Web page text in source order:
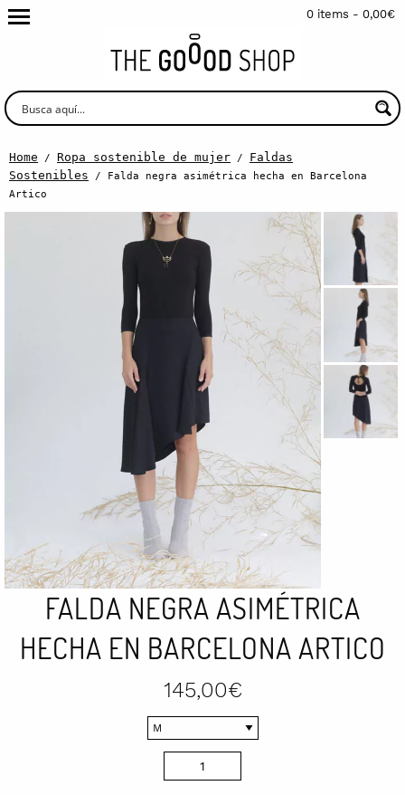
0 items - 0,00€
Home / Ropa sostenible de mujer / Faldas
Sostenibles / Falda negra asimétrica hecha en Barcelona
Artico
FALDA NEGRA ASIMÉTRICA
HECHA EN BARCELONA ARTICO
145,00€